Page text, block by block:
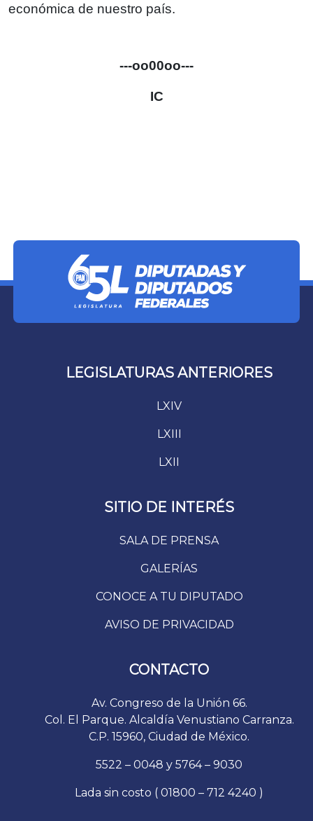
económica de nuestro país.
---oo00oo---
IC
LEGISLATURAS ANTERIORES
LXIV
LXIII
LXII
SITIO DE INTERÉS
SALA DE PRENSA
GALERÍAS
CONOCE A TU DIPUTADO
AVISO DE PRIVACIDAD
CONTACTO
Av. Congreso de la Unión 66.
Col. El Parque. Alcaldía Venustiano Carranza.
C.P. 15960, Ciudad de México.
5522 – 0048 y 5764 – 9030
Lada sin costo ( 01800 – 712 4240 )